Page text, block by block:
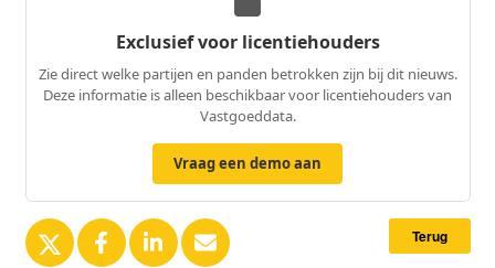
Exclusief voor licentiehouders
Zie direct welke partijen en panden betrokken zijn bij dit nieuws.
Deze informatie is alleen beschikbaar voor licentiehouders van
Vastgoeddata.
Vraag een demo aan
Terug